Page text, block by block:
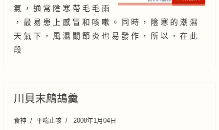
氣 ， 通 常 陰 寒 帶 毛 毛 雨
， 最 易 患 上 感 冒 和 咳 嗽 。 同 時 ， 陰 寒 的 潮 濕
天 氣 下 ， 風 濕 關 節 炎 也 易 發 作 ， 所 以 ， 在 此
段
川貝末鷓鴣羹
食神 平喘止咳 2008年1月04日